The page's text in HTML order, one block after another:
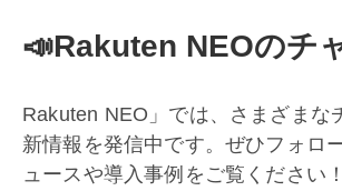
📣Rakuten NEOのチ
Rakuten NEO」では、さまざまな
新情報を発信中です。ぜひフォロ
ュースや導入事例をご覧ください！